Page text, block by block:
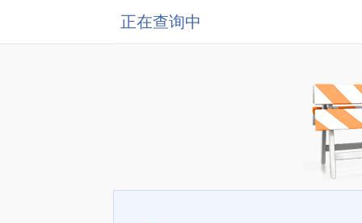
正在查询中